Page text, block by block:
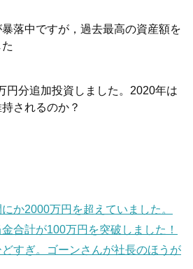
落中ですが，過去最高の資産額を
円分追加投資しました。2020年は
されるのか？
か2000万円を超えていました。
合計が100万円を突破しました！
すぎ。ゴーンさんが社長のほうが